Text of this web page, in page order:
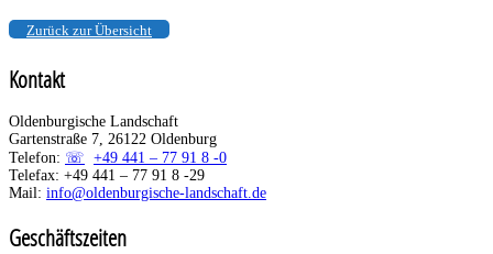
Zurück zur Übersicht
Kontakt
Oldenburgische Landschaft
Gartenstraße 7, 26122 Oldenburg
Telefon:
+49 441 – 77 91 8 -0
Telefax: +49 441 – 77 91 8 -29
Mail: info@oldenburgische-landschaft.de
Geschäftszeiten